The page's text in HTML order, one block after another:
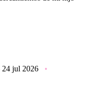
24 jul 2026